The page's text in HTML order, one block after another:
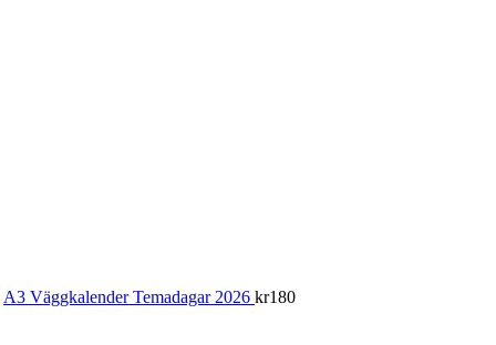
A3 Väggkalender Temadagar 2026 kr180